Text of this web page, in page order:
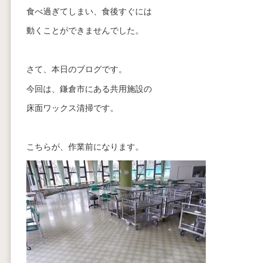
食べ過ぎてしまい、食後すぐには
動くことができませんでした。
さて、本日のブログです。
今回は、鎌倉市にある共用施設の
床面ワックス清掃です。
こちらが、作業前になります。